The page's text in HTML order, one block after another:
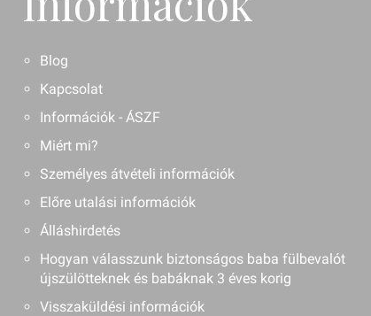
Blog
Kapcsolat
Információk - ÁSZF
Miért mi?
Személyes átvételi információk
Előre utalási információk
Álláshirdetés
Hogyan válasszunk biztonságos baba fülbevalót
újszülötteknek és babáknak 3 éves korig
Visszaküldési információk